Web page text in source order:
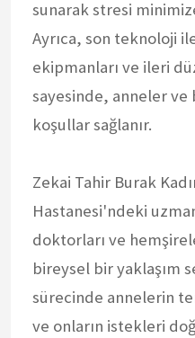
sunarak stresi
Ayrıca, son teknoloji
ekipmanları ve ileri
sayesinde, anneler
koşullar sağlanır.
Zekai Tahir Burak
Hastanesi'ndeki
doktorları ve
bireysel bir yaklaşım
sürecinde annelerin
ve onların istekleri